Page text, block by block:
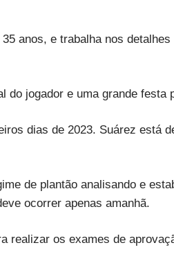
anos, e trabalha nos
do jogador e uma grande festa
dias de 2023. Suárez está
de plantão analisando e
ocorrer apenas amanhã.
realizar os exames de